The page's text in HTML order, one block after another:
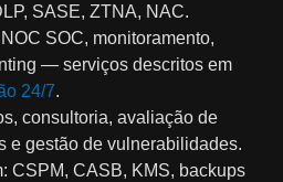
SASE, ZTNA, NAC.
SOC, monitoramento,
— serviços descritos em
24/7.
consultoria, avaliação de
e gestão de vulnerabilidades.
CSPM, CASB, KMS, backups